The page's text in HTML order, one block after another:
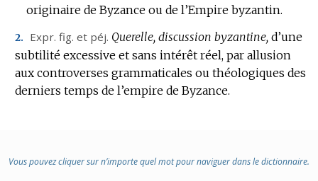
originaire de Byzance ou de l’Empire byzantin.
2. Expr. fig. et péj. Querelle, discussion byzantine, d’une
subtilité excessive et sans intérêt réel, par allusion
aux controverses grammaticales ou théologiques des
derniers temps de l’empire de Byzance.
Vous pouvez cliquer sur n’importe quel mot pour naviguer dans le dictionnaire.